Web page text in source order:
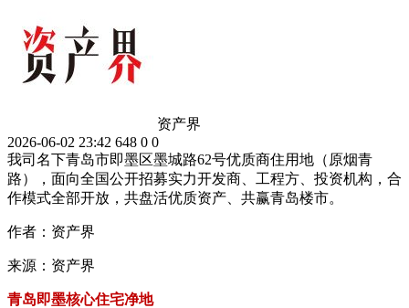
资产界
2026-06-02 23:42 648 0 0
我司名下青岛市即墨区墨城路62号优质商住用地（原烟青
路），面向全国公开招募实力开发商、工程方、投资机构，合
作模式全部开放，共盘活优质资产、共赢青岛楼市。
作者：资产界
来源：资产界
青岛即墨核心住宅净地